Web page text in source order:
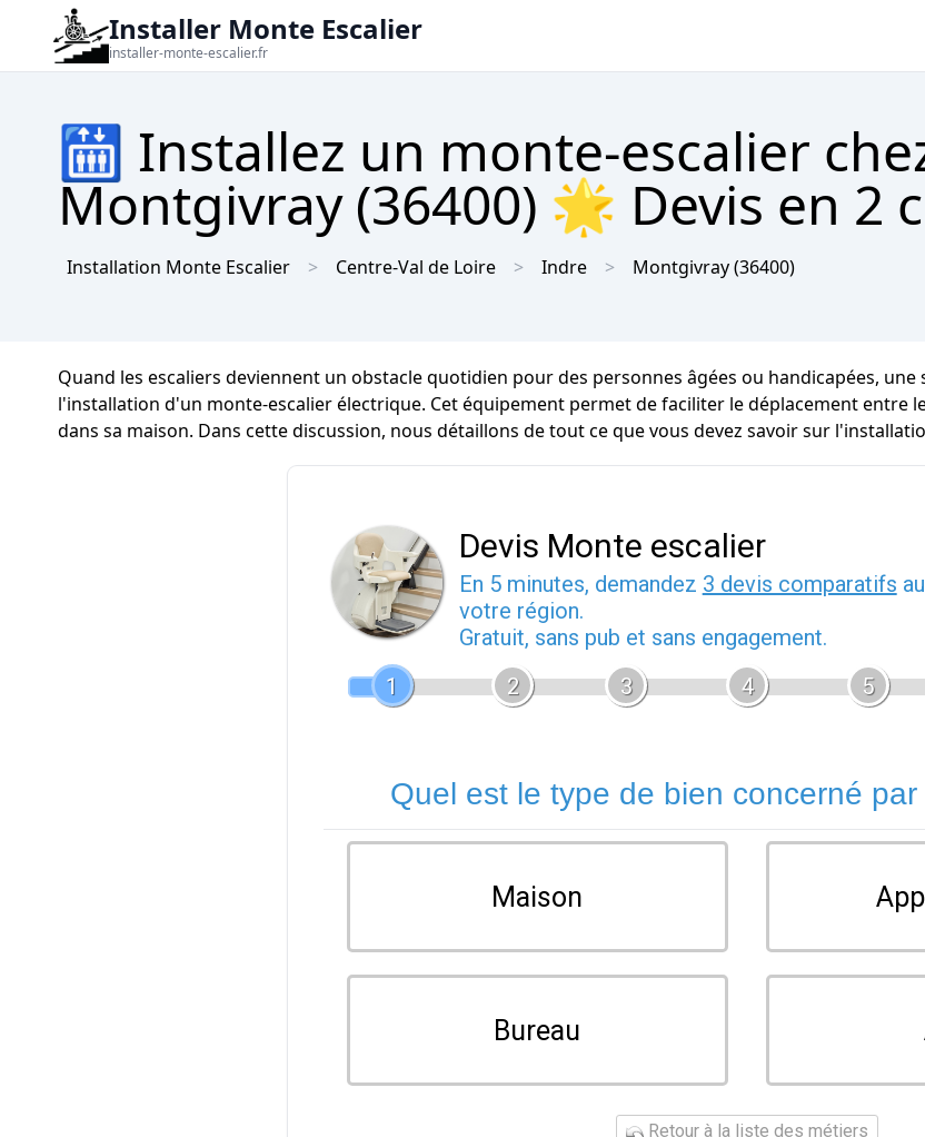
Installer Monte Escalier
installer-monte-escalier.fr
🛗 Installez un monte-escalier
Montgivray (36400) 🌟 Devis en 2
Installation Monte Escalier Centre-Val de Loire Indre Montgivray(36400)
Quand les escaliers deviennent un obstacle quotidien pour des personnes âgées ou handicapées,
l'installation d'un monte-escalier électrique. Cet équipement permet de faciliter le déplacement entre
dans sa maison. Dans cette discussion, nous détaillons de tout ce que vous devez savoir sur
Devis Monte escalier
En 5 minutes, demandez 3 devis comparatifs
votre région.
Gratuit, sans pub et sans engagement.
1
2 3 4 5
Quel est le type de bien concerné
Maison
Bureau
Retour à la liste des métiers